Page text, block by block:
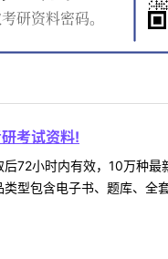
考试资料!
后72小时内有效，10万种
类型包含电子书、题库、全